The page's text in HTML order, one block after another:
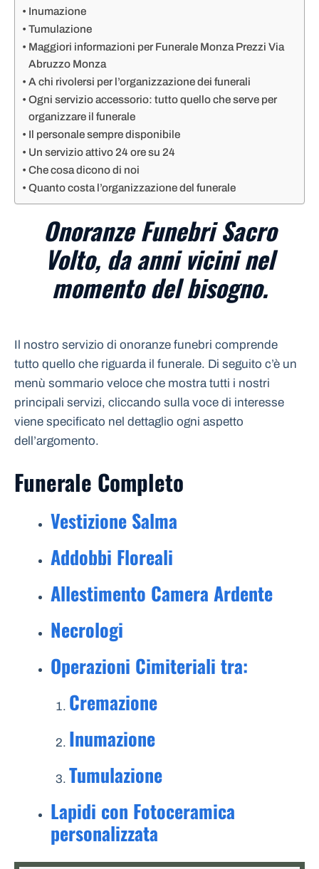
Inumazione
Tumulazione
Maggiori informazioni per Funerale Monza Prezzi Via
Abruzzo Monza
A chi rivolersi per l’organizzazione dei funerali
Ogni servizio accessorio: tutto quello che serve per
organizzare il funerale
Il personale sempre disponibile
Un servizio attivo 24 ore su 24
Che cosa dicono di noi
Quanto costa l’organizzazione del funerale
Onoranze Funebri Sacro
Volto, da anni vicini nel
momento del bisogno.
Il nostro servizio di onoranze funebri comprende
tutto quello che riguarda il funerale. Di seguito c’è un
menù sommario veloce che mostra tutti i nostri
principali servizi, cliccando sulla voce di interesse
viene specificato nel dettaglio ogni aspetto
dell’argomento.
Funerale Completo
Vestizione Salma
Addobbi Floreali
Allestimento Camera Ardente
Necrologi
Operazioni Cimiteriali tra:
Cremazione
Inumazione
Tumulazione
Lapidi con Fotoceramica
personalizzata